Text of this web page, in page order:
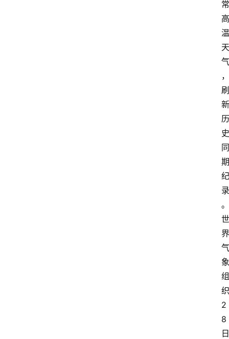
常
高
温
天
气
，
刷
新
历
史
同
期
纪
录
。
世
界
气
象
组
织
2
8
日